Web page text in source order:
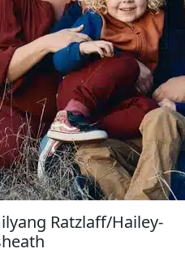
Ratzlaff/Hailey-